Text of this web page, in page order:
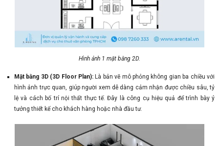
Hình ảnh 1 mặt bằng 2D.
Mặt bằng 3D (3D Floor Plan):Là bản vẽ mô phỏng không gian ba chiều với
hình ảnh trực quan, giúp người xem dễ dàng cảm nhận được chiều sâu, tỷ
lệ và cách bố trí nội thất thực tế. Đây là công cụ hiệu quả để trình bày ý
tưởng thiết kế cho khách hàng hoặc nhà đầu tư.